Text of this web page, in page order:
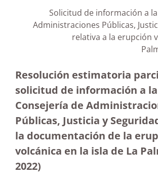
Solicitud de información a
Administraciones Públicas,
relativa a la erupción
Resolución estimatoria
solicitud de información a la
Consejería de
Públicas, Justicia y
la documentación de la
volcánica en la isla de La
2022)